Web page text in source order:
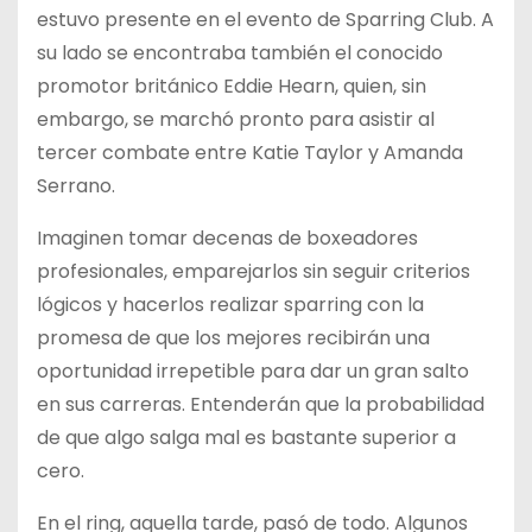
estuvo presente en el evento de Sparring Club. A
su lado se encontraba también el conocido
promotor británico Eddie Hearn, quien, sin
embargo, se marchó pronto para asistir al
tercer combate entre Katie Taylor y Amanda
Serrano.
Imaginen tomar decenas de boxeadores
profesionales, emparejarlos sin seguir criterios
lógicos y hacerlos realizar sparring con la
promesa de que los mejores recibirán una
oportunidad irrepetible para dar un gran salto
en sus carreras. Entenderán que la probabilidad
de que algo salga mal es bastante superior a
cero.
En el ring, aquella tarde, pasó de todo. Algunos